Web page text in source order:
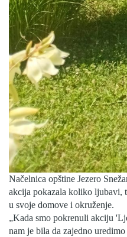
Načelnica opštine Jezero
akcija pokazala koliko ljubavi,
u svoje domove i okruženje.
„Kada smo pokrenuli akciju
nam je bila da zajedno